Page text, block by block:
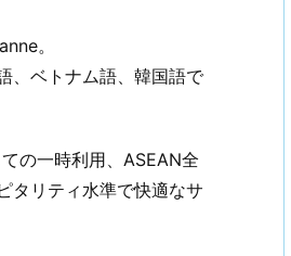
。
、ベトナム語、韓国語で
の一時利用、ASEAN全
タリティ水準で快適なサ